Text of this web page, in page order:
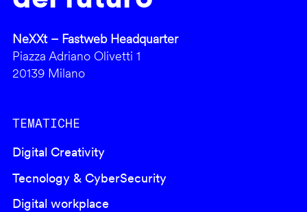
NeXXt – Fastweb Headquarter
Piazza Adriano Olivetti 1
20139 Milano
TEMATICHE
Digital Creativity
Tecnology & CyberSecurity
Digital workplace